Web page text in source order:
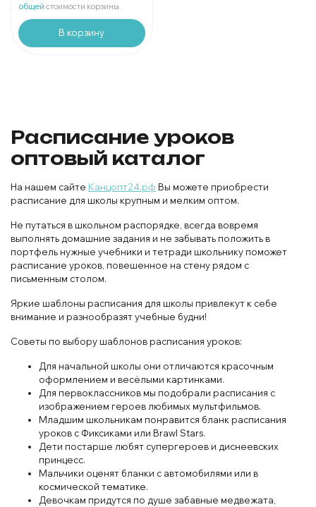
общей стоимости корзины.
В корзину
Расписание уроков
оптовый каталог
На нашем сайте Канцопт24.рф Вы можете приобрести
расписание для школы крупным и мелким оптом.
Не путаться в школьном распорядке, всегда вовремя
выполнять домашние задания и не забывать положить в
портфель нужные учебники и тетради школьнику поможет
расписание уроков, повешенное на стену рядом с
письменным столом.
Яркие шаблоны расписания для школы привлекут к себе
внимание и разнообразят учебные будни!
Советы по выбору шаблонов расписания уроков:
Для начальной школы они отличаются красочным
оформлением и весёлыми картинками.
Для первоклассников мы подобрали расписания с
изображением героев любимых мультфильмов.
Младшим школьникам понравится бланк расписания
уроков с Фиксиками или Brawl Stars.
Дети постарше любят супергероев и диснеевских
принцесс.
Мальчики оценят бланки с автомобилями или в
космической тематике.
Девочкам придутся по душе забавные медвежата,